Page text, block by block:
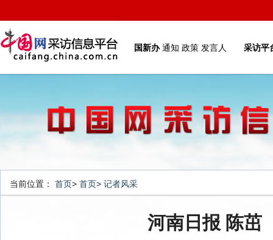
国新办 通知 政策 发言人 采访平
当前位置： 首页> 首页> 记者风采
河南日报 陈茁